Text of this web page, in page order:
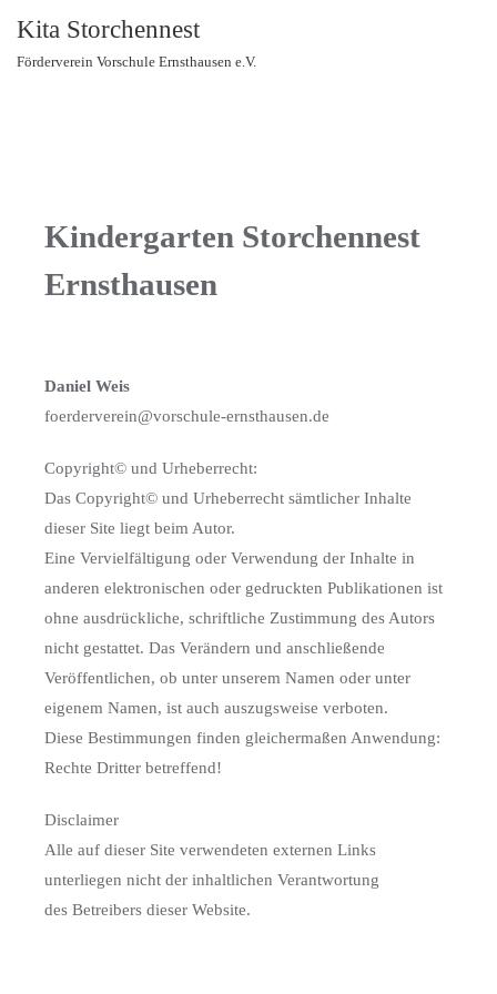
Kita Storchennest
Förderverein Vorschule Ernsthausen e.V.
Kindergarten Storchennest
Ernsthausen
Daniel Weis
foerderverein@vorschule-ernsthausen.de
Copyright© und Urheberrecht:
Das Copyright© und Urheberrecht sämtlicher Inhalte
dieser Site liegt beim Autor.
Eine Vervielfältigung oder Verwendung der Inhalte in
anderen elektronischen oder gedruckten Publikationen ist
ohne ausdrückliche, schriftliche Zustimmung des Autors
nicht gestattet. Das Verändern und anschließende
Veröffentlichen, ob unter unserem Namen oder unter
eigenem Namen, ist auch auszugsweise verboten.
Diese Bestimmungen finden gleichermaßen Anwendung:
Rechte Dritter betreffend!
Disclaimer
Alle auf dieser Site verwendeten externen Links
unterliegen nicht der inhaltlichen Verantwortung
des Betreibers dieser Website.